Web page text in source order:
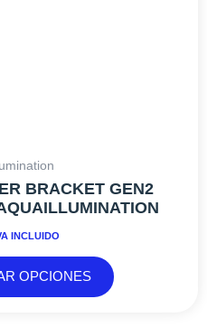
BRACKET GEN2
INCLUIDO
OPCIONES